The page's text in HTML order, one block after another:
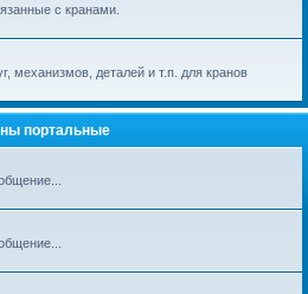
с кранами.
механизмов, деталей и т.п. для кранов
портальные